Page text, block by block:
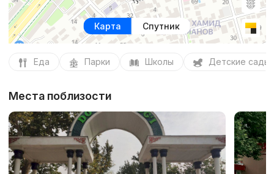
Карта Спутник
Еда Парки Школы Детские сады
Места поблизости